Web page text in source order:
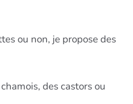
ou non, je propose des
des castors ou